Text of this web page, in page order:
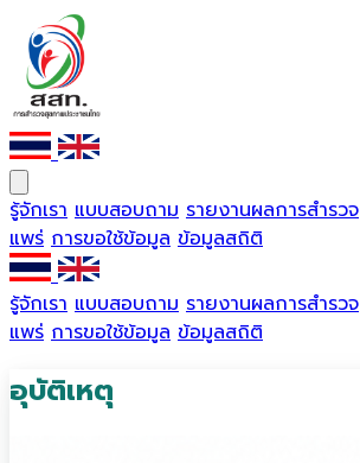
รู้จักเรา แบบสอบถาม รายงานผลการสำรวจ
แพร่ การขอใช้ข้อมูล ข้อมูลสถิติ
รู้จักเรา แบบสอบถาม รายงานผลการสำรวจ
แพร่ การขอใช้ข้อมูล ข้อมูลสถิติ
อุบัติเหตุ